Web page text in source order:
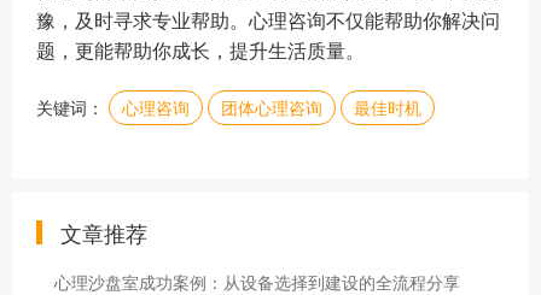
豫，及时寻求专业帮助。心理咨询不仅能帮助你解决问
题，更能帮助你成长，提升生活质量。
关键词： 心理咨询 团体心理咨询 最佳时机
文章推荐
心理沙盘室成功案例：从设备选择到建设的全流程分享